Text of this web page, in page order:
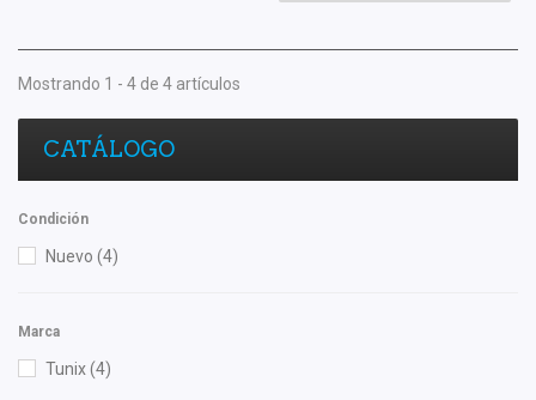
Mostrando 1 - 4 de 4 artículos
CATÁLOGO
Condición
Nuevo (4)
Marca
Tunix(4)